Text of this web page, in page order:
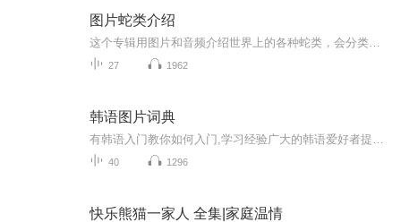
图片蛇类介绍
27 1962
韩语图片词典
40 1296
快乐熊猫一家人 全集|家庭温情